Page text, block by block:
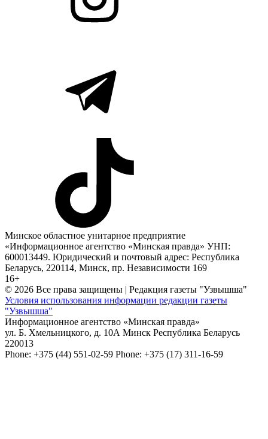
Минское областное унитарное предприятие
«Информационное агентство «Минская правда» УНП:
600013449. Юридический и почтовый адрес: Республика
Беларусь, 220114, Минск, пр. Независимости 169
16+
© 2026 Все права защищены | Редакция газеты "Узвышша"
Условия использования информации редакции газеты
"Узвышша"
Информационное агентство «Минская правда»
ул. Б. Хмельницкого, д. 10А Минск Республика Беларусь
220013
Phone: +375 (44) 551-02-59 Phone: +375 (17) 311-16-59